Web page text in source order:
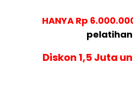
HANYA Rp
Diskon 1,5 Juta